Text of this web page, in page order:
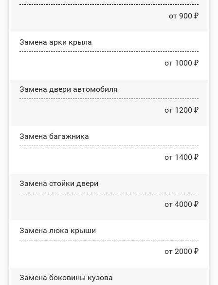
от 900 ₽
Замена арки крыла
от 1000 ₽
Замена двери автомобиля
от 1200 ₽
Замена багажника
от 1400 ₽
Зaмeнa cтoйĸи двepи
от 4000 ₽
Зaмeнa люĸa ĸpыши
от 2000 ₽
Замена боковины кузова